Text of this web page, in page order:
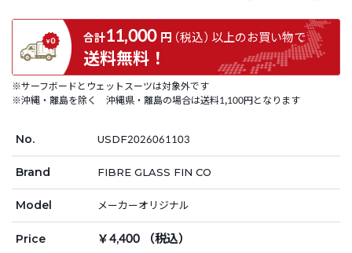
合計11,000 円（税込）以上のお買い物で
送料無料！
※サーフボードとウェットスーツは対象外です
※沖縄・離島を除く 沖縄県・離島の場合は送料1,100円となります
No. USDF2026061103
Brand FIBRE GLASS FIN CO
Model メーカーオリジナル
Price ￥4,400 （税込）